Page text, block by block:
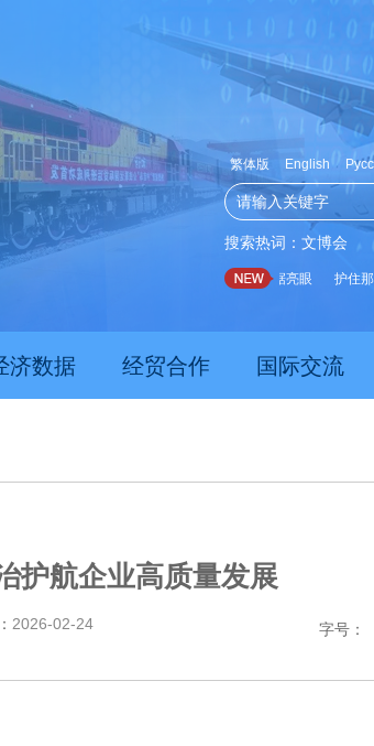
繁体版 English
搜索热词： 文博会
向好发展 甘肃上半年新质生产力发展数据亮眼 护住那
济数据 经贸合作 国际交流
航企业高质量发展
2026-02-24 字号：